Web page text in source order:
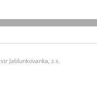
Jablunkovanka, z.s.